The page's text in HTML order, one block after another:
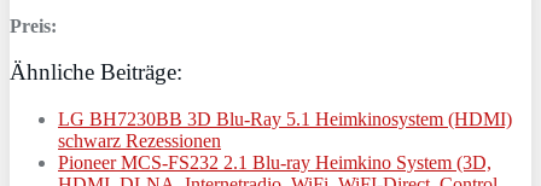
Preis:
Ähnliche Beiträge:
LG BH7230BB 3D Blu-Ray 5.1 Heimkinosystem (HDMI)
schwarz Rezessionen
Pioneer MCS-FS232 2.1 Blu-ray Heimkino System (3D,